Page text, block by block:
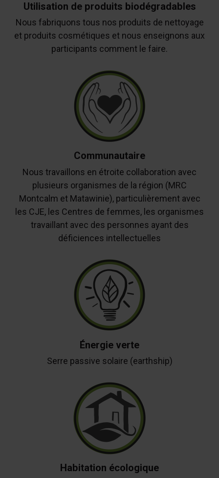
Utilisation de produits biodégradables
Nous fabriquons tous nos produits de nettoyage
et produits cosmétiques et nous enseignons aux
participants comment le faire.
Communautaire
Nous travaillons en étroite collaboration avec
plusieurs organismes de la région (MRC
Montcalm et Matawinie), particulièrement avec
les CJE, les Centres de femmes, les organismes
travaillant avec des personnes ayant des
déficiences intellectuelles
Énergie verte
Serre passive solaire (earthship)
Habitation écologique